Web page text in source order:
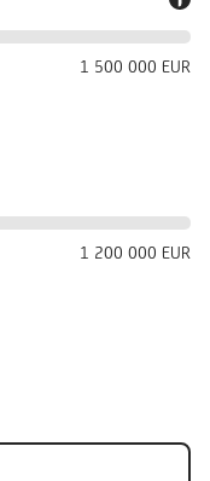
1 500 000 EUR
1 200 000 EUR